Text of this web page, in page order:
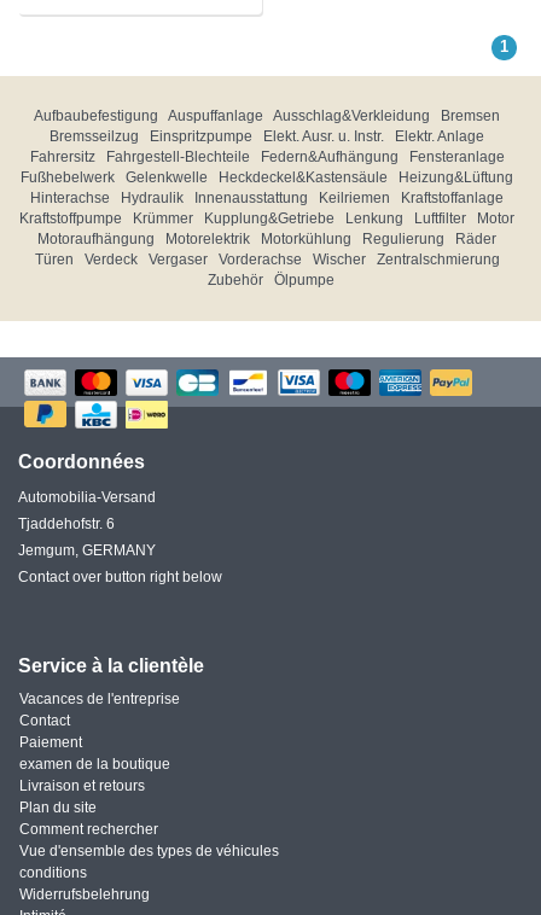
1
Aufbaubefestigung Auspuffanlage Ausschlag&Verkleidung
Bremsen
Bremsseilzug
Einspritzpumpe Elekt. Ausr. u. Instr.
Elektr. Anlage
Fahrersitz
Fahrgestell-Blechteile Federn&Aufhängung
Fensteranlage
Fußhebelwerk
Gelenkwelle Heckdeckel&Kastensäule
Heizung&Lüftung
Hinterachse
Hydraulik Innenausstattung Keilriemen
Kraftstoffanlage
Kraftstoffpumpe
Krümmer Kupplung&Getriebe Lenkung Luftfilter
Motor
Motoraufhängung
Motorelektrik Motorkühlung Regulierung
Räder
Türen
Verdeck Vergaser Vorderachse Wischer
Zentralschmierung
Zubehör
Ölpumpe
Coordonnées
Automobilia-Versand
Tjaddehofstr. 6
Jemgum, GERMANY
Contact over button right below
Service à la clientèle
Vacances de l'entreprise
Contact
Paiement
examen de la boutique
Livraison et retours
Plan du site
Comment rechercher
Vue d'ensemble des types de véhicules
conditions
Widerrufsbelehrung